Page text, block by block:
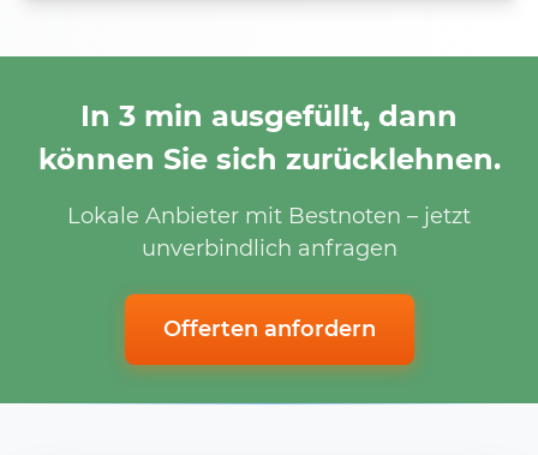
In 3 min ausgefüllt, dann
können Sie sich zurücklehnen.
Lokale Anbieter mit Bestnoten – jetzt
unverbindlich anfragen
Offerten anfordern